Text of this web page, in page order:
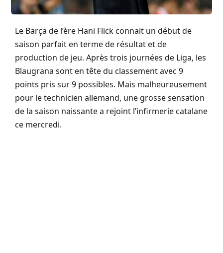
Le Barça de l’ère Hani Flick connait un début de
saison parfait en terme de résultat et de
production de jeu. Après trois journées de Liga, les
Blaugrana sont en tête du classement avec 9
points pris sur 9 possibles. Mais malheureusement
pour le technicien allemand, une grosse sensation
de la saison naissante a rejoint l’infirmerie catalane
ce mercredi.